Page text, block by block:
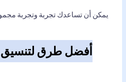
يمكن أن تساعدك تجربة وتجربة
أفضل طرق